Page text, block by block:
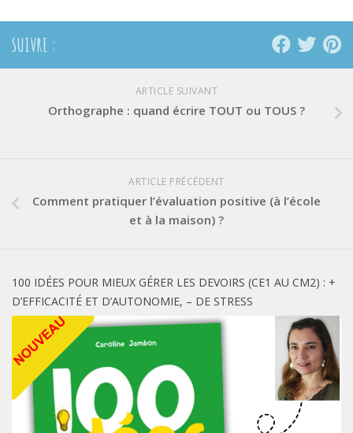
SUIVRE :
ARTICLE SUIVANT
Orthographe : quand écrire TOUT ou TOUS ?
ARTICLE PRÉCÉDENT
Comment pratiquer l’évaluation positive (à l’école
et à la maison) ?
100 IDÉES POUR MIEUX GÉRER LES DEVOIRS (CE1 AU CM2) : +
D’EFFICACITÉ ET D’AUTONOMIE, – DE STRESS